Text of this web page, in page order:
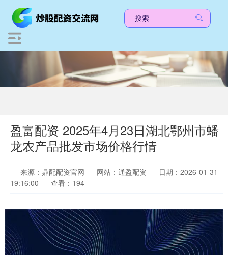
盈富配资 2025年4月23日湖北鄂州市蟠
龙农产品批发市场价格行情
来源：鼎配配资官网 网站：通盈配资
日期：2026-01-31
19:16:00
查看：194